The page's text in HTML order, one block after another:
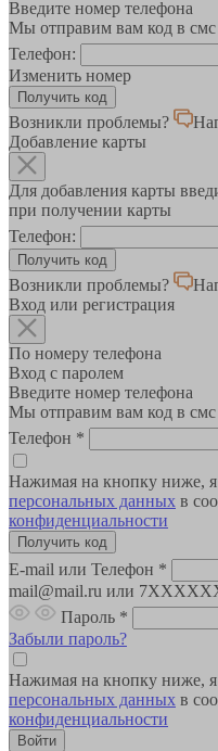
Введите номер телефона
Мы отправим вам код в
Телефон:
Изменить номер
Возникли проблемы?
Добавление карты
Для добавления карты
при получении карты
Телефон:
Возникли проблемы?
Вход или регистрация
По номеру телефона
Вход с паролем
Введите номер телефона
Мы отправим вам код в
Телефон *
Нажимая на кнопку ниже,
персональных данных в
конфиденциальности
E-mail или Телефон *
mail@mail.ru или
Пароль *
Забыли пароль?
Нажимая на кнопку ниже,
персональных данных в
конфиденциальности